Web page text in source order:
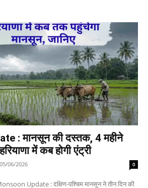
: मानसून की दस्तक, 4 महीने
में कब होगी एंट्री
05/06/2026 0
Update : दक्षिण-पश्चिम मानसून ने तीन दिन की